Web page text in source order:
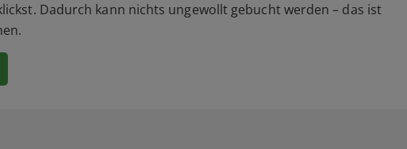
Dadurch kann nichts ungewollt gebucht werden – das ist